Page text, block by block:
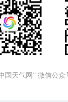
国天气网” 微信公众